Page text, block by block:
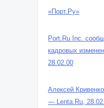
«Порт.Ру»
Port.Ru Inc.
кадровых
28.02.00
Алексей
— Lenta.Ru,